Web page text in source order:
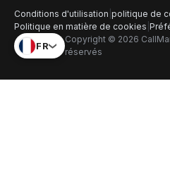
Conditions d'utilisation politique de
Politique en matière de cookies
FR
Copyright © 2026
réservés